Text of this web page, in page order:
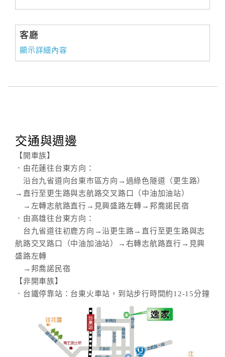
伴
計
劃客廳
顯示詳細內容
交通與週邊
【開車族】
．由花蓮往台東方向：
沿台九省道向台東市區方向→過綠色隧道（更生路）
→直行至更生路與志航路交叉路口（中油加油站）
→左轉志航路直行→見興盛路左轉→邦喬諾民宿
．由高雄往台東方向：
台九省道往初鹿方向→沿更生路→直行至更生路與志
航路交叉路口（中油加油站）→右轉志航路直行→見興
盛路左轉
→邦喬諾民宿
【非開車族】
．台鐵停靠站：台東火車站，到站步行時間約12-15分鐘